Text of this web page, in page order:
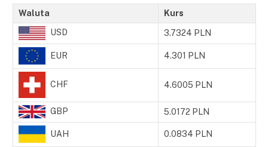
Waluta Kurs
USD 3.7324 PLN
EUR 4.301 PLN
CHF 4.6005 PLN
GBP 5.0172 PLN
UAH 0.0834 PLN